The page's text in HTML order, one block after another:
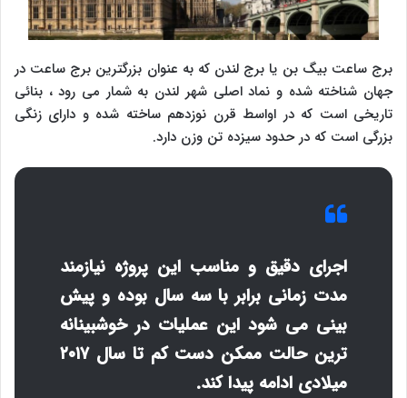
برج ساعت بیگ بن یا برج لندن که به عنوان بزرگترین برج ساعت در
جهان شناخته شده و نماد اصلی شهر لندن به شمار می رود ، بنائی
تاریخی است که در اواسط قرن نوزدهم ساخته شده و دارای زنگی
بزرگی است که در حدود سیزده تن وزن دارد.
اجرای دقیق و مناسب این پروژه نیازمند
مدت زمانی برابر با سه سال بوده و پیش
بینی می شود این عملیات در خوشبینانه
ترین حالت ممکن دست کم تا سال ۲۰۱۷
میلادی ادامه پیدا کند.